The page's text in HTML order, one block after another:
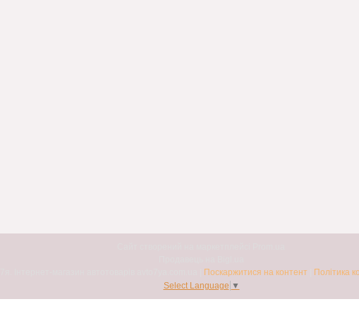
Поскаржитися на контент
Політика
Select Language ▼